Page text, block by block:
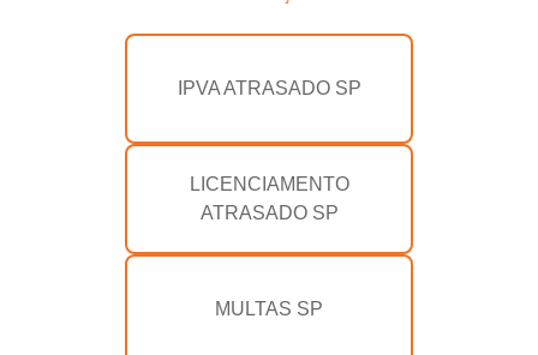
IPVA ATRASADO SP
LICENCIAMENTO
ATRASADO SP
MULTAS SP